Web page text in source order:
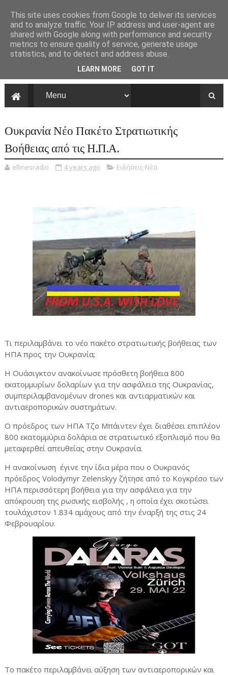
Ουκρανία Νέο Πακέτο Στρατιωτικής
Βοήθειας από τις Η.Π.Α.
ellinesradio 4 years ago Ειδήσεις-Νέα
Τι περιλαμβάνει το νέο πακέτο στρατιωτικής βοήθειας των
ΗΠΑ προς την Ουκρανία;
Η Ουάσιγκτον ανακοίνωσε πρόσθετη βοήθεια 800
εκατομμυρίων δολαρίων για την ασφάλεια της Ουκρανίας,
συμπεριλαμβανομένων drones και αντιαρματικών και
αντιαεροπορικών συστημάτων.
Ο πρόεδρος των ΗΠΑ Τζο Μπάιντεν έχει διαθέσει επιπλέον
800 εκατομμύρια δολάρια σε στρατιωτικό εξοπλισμό που θα
μεταφερθεί απευθείας στην Ουκρανία.
Η ανακοίνωση έγινε την ίδια μέρα που ο Ουκρανός
πρόεδρος Volodymyr Zelenskyy ζήτησε από το Κογκρέσο των
ΗΠΑ περισσότερη βοήθεια για την ασφάλεια για την
απόκρουση της ρωσικής εισβολής , η οποία έχει σκοτώσει
τουλάχιστον 1.834 αμάχους από την έναρξή της στις 24
Φεβρουαρίου.
Το πακέτο περιλαμβάνει αύξηση των αντιαεροπορικών και
This site uses cookies from Google to deliver its services
and to analyze traffic. Your IP address and user-agent are
shared with Google along with performance and security
metrics to ensure quality of service, generate usage
statistics, and to detect and address abuse.
LEARN MORE GOT IT